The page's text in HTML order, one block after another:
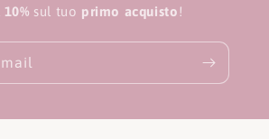
10% sul tuo primo acquisto !